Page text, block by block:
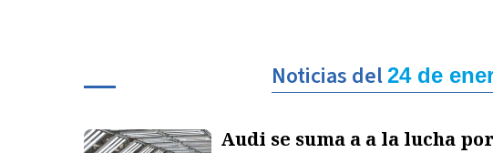
Noticias del24 de
Audi se suma a a la lucha